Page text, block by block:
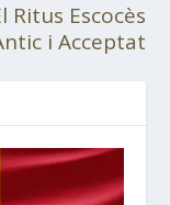
Ritus Escocès
i Acceptat